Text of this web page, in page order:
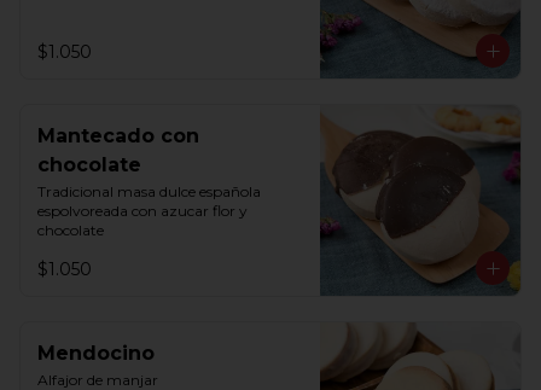
$1.050
Mantecado con
chocolate
Tradicional masa dulce española
espolvoreada con azucar flor y
chocolate
$1.050
Mendocino
Alfajor de manjar